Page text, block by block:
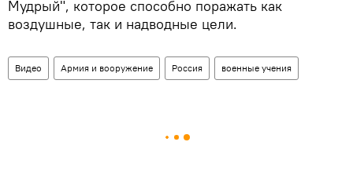
Мудрый", которое способно поражать как
воздушные, так и надводные цели.
Видео Армия и вооружение Россия военные учения